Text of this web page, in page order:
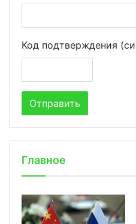
Код подтверждения
Главное